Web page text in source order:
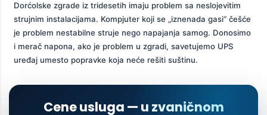
Dorćolske zgrade iz tridesetih imaju problem sa neslojevitim
strujnim instalacijama. Kompjuter koji se „iznenada gasi“ češće
je problem nestabilne struje nego napajanja samog. Donosimo
i merač napona, ako je problem u zgradi, savetujemo UPS
uređaj umesto popravke koja neće rešiti suštinu.
Cene usluga — u zvaničnom